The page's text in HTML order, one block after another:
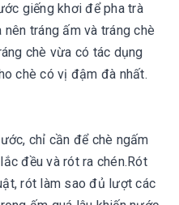
giếng khơi để pha trà
nên tráng ấm và tráng chè
chè vừa có tác dụng
chè có vị đậm đà nhất.
chỉ cần để chè ngấm
đều và rót ra chén.Rót
rót làm sao đủ lượt các